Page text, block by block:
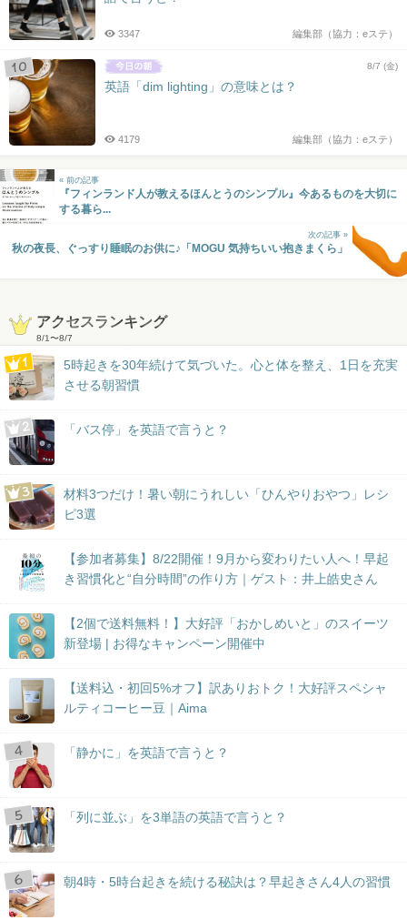
編集部（協力：eステ）
3347
8/7 (金)
英語「dim lighting」の意味とは？
編集部（協力：eステ）
4179
« 前の記事
『フィンランド人が教えるほんとうのシンプル』今あるものを大切に
する暮ら...
次の記事 »
秋の夜長、ぐっすり睡眠のお供に♪「MOGU 気持ちいい抱きまくら」
アクセスランキング
8/1〜8/7
5時起きを30年続けて気づいた。心と体を整え、1日を充実
させる朝習慣
「バス停」を英語で言うと？
材料3つだけ！暑い朝にうれしい「ひんやりおやつ」レシ
ピ3選
【参加者募集】8/22開催！9月から変わりたい人へ！早起
き習慣化と“自分時間”の作り方｜ゲスト：井上皓史さん
【2個で送料無料！】大好評「おかしめいと」のスイーツ
新登場 | お得なキャンペーン開催中
【送料込・初回5%オフ】訳ありおトク！大好評スペシャ
ルティコーヒー豆｜Aima
「静かに」を英語で言うと？
「列に並ぶ」を3単語の英語で言うと？
朝4時・5時台起きを続ける秘訣は？早起きさん4人の習慣